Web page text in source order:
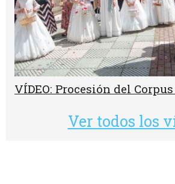
VÍDEO: Procesión del
Ver todos los